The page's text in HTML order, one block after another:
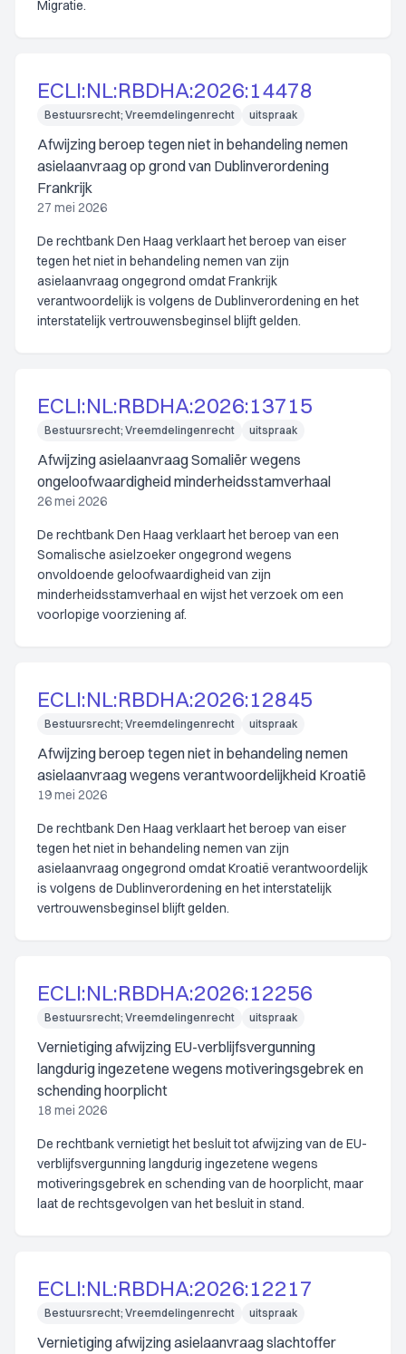
Migratie.
ECLI:NL:RBDHA:2026:14478
Bestuursrecht; Vreemdelingenrecht uitspraak
Afwijzing beroep tegen niet in behandeling nemen
asielaanvraag op grond van Dublinverordening
Frankrijk
27 mei 2026
De rechtbank Den Haag verklaart het beroep van eiser
tegen het niet in behandeling nemen van zijn
asielaanvraag ongegrond omdat Frankrijk
verantwoordelijk is volgens de Dublinverordening en het
interstatelijk vertrouwensbeginsel blijft gelden.
ECLI:NL:RBDHA:2026:13715
Bestuursrecht; Vreemdelingenrecht uitspraak
Afwijzing asielaanvraag Somaliër wegens
ongeloofwaardigheid minderheidsstamverhaal
26 mei 2026
De rechtbank Den Haag verklaart het beroep van een
Somalische asielzoeker ongegrond wegens
onvoldoende geloofwaardigheid van zijn
minderheidsstamverhaal en wijst het verzoek om een
voorlopige voorziening af.
ECLI:NL:RBDHA:2026:12845
Bestuursrecht; Vreemdelingenrecht uitspraak
Afwijzing beroep tegen niet in behandeling nemen
asielaanvraag wegens verantwoordelijkheid Kroatië
19 mei 2026
De rechtbank Den Haag verklaart het beroep van eiser
tegen het niet in behandeling nemen van zijn
asielaanvraag ongegrond omdat Kroatië verantwoordelijk
is volgens de Dublinverordening en het interstatelijk
vertrouwensbeginsel blijft gelden.
ECLI:NL:RBDHA:2026:12256
Bestuursrecht; Vreemdelingenrecht uitspraak
Vernietiging afwijzing EU-verblijfsvergunning
langdurig ingezetene wegens motiveringsgebrek en
schending hoorplicht
18 mei 2026
De rechtbank vernietigt het besluit tot afwijzing van de EU-
verblijfsvergunning langdurig ingezetene wegens
motiveringsgebrek en schending van de hoorplicht, maar
laat de rechtsgevolgen van het besluit in stand.
ECLI:NL:RBDHA:2026:12217
Bestuursrecht; Vreemdelingenrecht uitspraak
Vernietiging afwijzing asielaanvraag slachtoffer